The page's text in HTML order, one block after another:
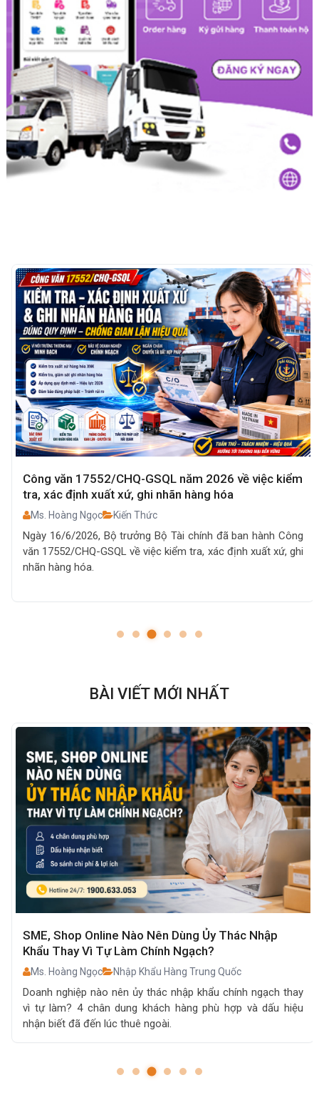
Công văn 17552/CHQ-GSQL năm 2026 về việc kiểm
tra, xác định xuất xứ, ghi nhãn hàng hóa
Ms. Hoàng Ngọc Kiến Thức
Ngày 16/6/2026, Bộ trưởng Bộ Tài chính đã ban hành Công
văn 17552/CHQ-GSQL về việc kiểm tra, xác định xuất xứ, ghi
nhãn hàng hóa.
BÀI VIẾT MỚI NHẤT
SME, Shop Online Nào Nên Dùng Ủy Thác Nhập
Khẩu Thay Vì Tự Làm Chính Ngạch?
Ms. Hoàng Ngọc Nhập Khẩu Hàng Trung Quốc
Doanh nghiệp nào nên ủy thác nhập khẩu chính ngạch thay
vì tự làm? 4 chân dung khách hàng phù hợp và dấu hiệu
nhận biết đã đến lúc thuê ngoài.